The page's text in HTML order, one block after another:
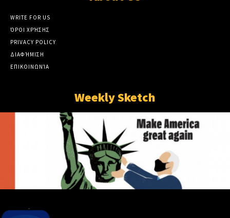
WRITE FOR US
ΌΡΟΙ ΧΡΉΣΗΣ
PRIVACY POLICY
ΔΙΑΦΉΜΙΣΗ
ΕΠΙΚΟΙΝΩΝΊΑ
Weekly Sketch